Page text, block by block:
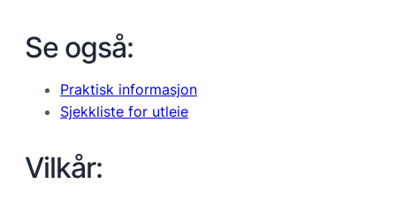
Se også:
Praktisk informasjon
Sjekkliste for utleie
Vilkår: